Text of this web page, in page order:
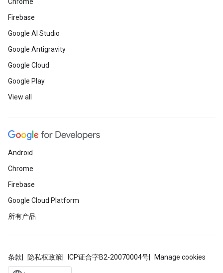
Firebase
Google AI Studio
Google Antigravity
Google Cloud
Google Play
View all
Android
Chrome
Firebase
Google Cloud Platform
所有产品
条款 隐私权政策 ICP证合字B2-20070004号 Manage cookies